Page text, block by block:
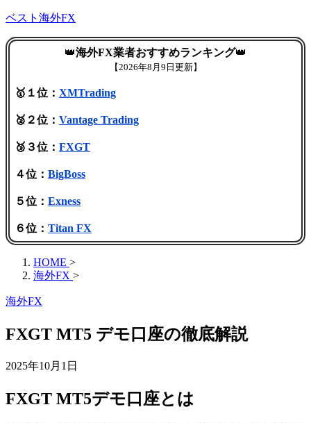
ベスト海外FX
👑海外FX業者おすすめランキング👑
【2026年8月9日更新】
🥇１位： XMTrading
🥈２位： Vantage Trading
🥉３位： FXGT
４位： BigBoss
５位： Exness
６位： Titan FX
HOME >
海外FX >
海外FX
FXGT MT5 デモ口座の徹底解説
2025年10月1日
FXGT MT5デモ口座とは